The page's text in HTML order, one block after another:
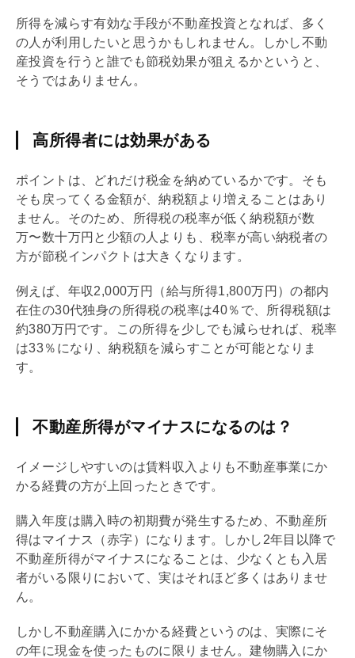
所得を減らす有効な手段が不動産投資となれば、多く
の人が利用したいと思うかもしれません。しかし不動
産投資を行うと誰でも節税効果が狙えるかというと、
そうではありません。
高所得者には効果がある
ポイントは、どれだけ税金を納めているかです。そも
そも戻ってくる金額が、納税額より増えることはあり
ません。そのため、所得税の税率が低く納税額が数
万〜数十万円と少額の人よりも、税率が高い納税者の
方が節税インパクトは大きくなります。
例えば、年収2,000万円（給与所得1,800万円）の都内
在住の30代独身の所得税の税率は40％で、所得税額は
約380万円です。この所得を少しでも減らせれば、税率
は33％になり、納税額を減らすことが可能となりま
す。
不動産所得がマイナスになるのは？
イメージしやすいのは賃料収入よりも不動産事業にか
かる経費の方が上回ったときです。
購入年度は購入時の初期費が発生するため、不動産所
得はマイナス（赤字）になります。しかし2年目以降で
不動産所得がマイナスになることは、少なくとも入居
者がいる限りにおいて、実はそれほど多くはありませ
ん。
しかし不動産購入にかかる経費というのは、実際にそ
の年に現金を使ったものに限りません。建物購入にか